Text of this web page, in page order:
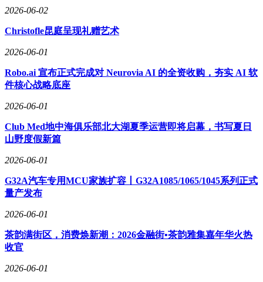
2026-06-02
Christofle昆庭呈现礼赠艺术
2026-06-01
Robo.ai 宣布正式完成对 Neurovia AI 的全资收购，夯实 AI 软
件核心战略底座
2026-06-01
Club Med地中海俱乐部北大湖夏季运营即将启幕，书写夏日
山野度假新篇
2026-06-01
G32A汽车专用MCU家族扩容丨G32A1085/1065/1045系列正式
量产发布
2026-06-01
茶韵满街区，消费焕新潮：2026金融街•茶韵雅集嘉年华火热
收官
2026-06-01